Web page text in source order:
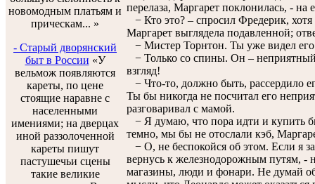
новомодным платьям и
прическам... »
- Старый дворянский
быт в России «У
вельмож появляются
кареты, по цене
стоящие наравне с
населенными
имениями; на дверцах
иной раззолоченной
кареты пишут
пастушечьи сцены
такие великие
перелаза, Маргарет поклонилась, - на
− Кто это? – спросил Фредерик,
Маргарет выглядела подавленной;
− Мистер Торнтон. Ты уже видел
− Только со спины. Он –
взгляд!
− Что-то, должно быть, рассердило
Ты бы никогда не посчитал его
разговаривал с мамой.
− Я думаю, что пора идти и купить
темно, мы бы не отослали кэб,
− О, не беспокойся об этом. Если я
вернусь к железнодорожным путям, -
магазины, люди и фонари. Не думай